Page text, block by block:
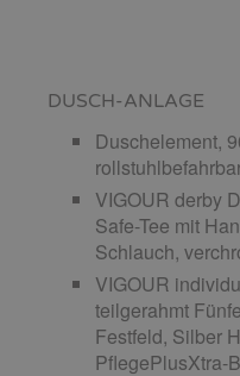
DUSCH-ANLAGE
Duschelement,
VIGOUR derby
Safe-Tee mit
Schlauch,
VIGOUR
teilgerahmt
Festfeld, Silber
PflegePlusXtra-